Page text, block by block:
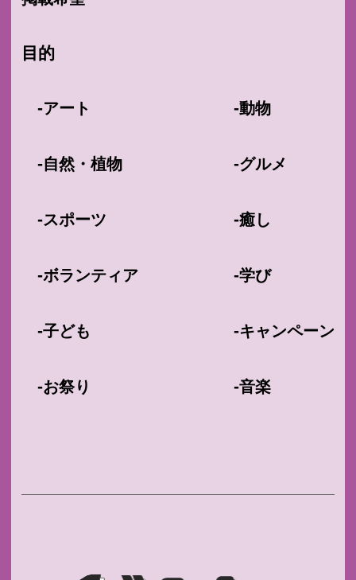
目的
-アート
-自然・植物
-スポーツ
-ボランティア
-子ども
-お祭り
-動物
-グルメ
-癒し
-学び
-キャンペーン
-音楽